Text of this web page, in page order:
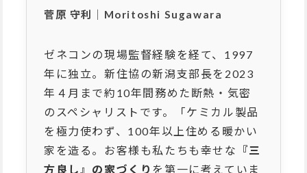
菅原 守利｜Moritoshi Sugawara
ゼネコンの現場監督経験を経て、1997
年に独立。新住協の新潟支部長を 2023
年４月まで約 10年間務めた断熱・気密
のスペシャリストです。「ケミカル製品
を極力使わず、100年以上住める暖かい
家を造る。お客様も私たちも幸せな
『三
方良し』の家づくり を第一に考えていま